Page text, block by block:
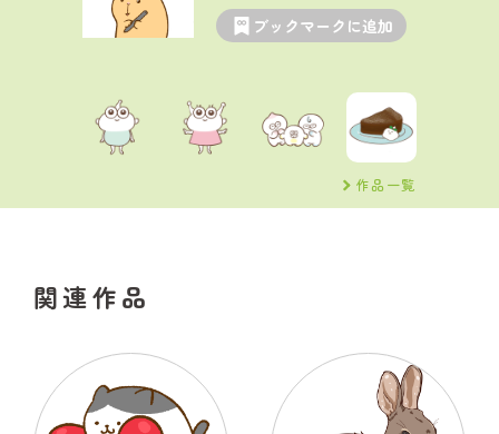
ブックマークに追加
作品一覧
関連作品